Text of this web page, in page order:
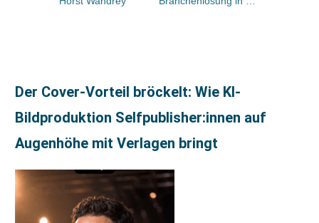
Der Cover-Vorteil bröckelt: Wie KI-
Bildproduktion Selfpublisher:innen auf
Augenhöhe mit Verlagen bringt